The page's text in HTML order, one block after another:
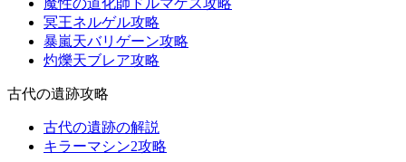
魔性の道化師ドルマゲス攻略
冥王ネルゲル攻略
暴嵐天バリゲーン攻略
灼爍天ブレア攻略
古代の遺跡攻略
古代の遺跡の解説
キラーマシン2攻略